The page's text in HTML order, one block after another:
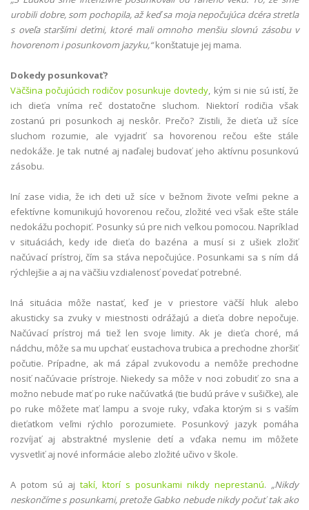
urobili dobre, som pochopila, až keď sa moja nepočujúca dcéra stretla
s oveľa staršími deťmi, ktoré mali omnoho menšiu slovnú zásobu v
hovorenom i posunkovom jazyku,“konštatuje jej mama.
Dokedy posunkovať?
Väčšina počujúcich rodičov posunkuje dovtedy, kým si nie sú istí, že
ich dieťa vníma reč dostatočne sluchom. Niektorí rodičia však
zostanú pri posunkoch aj neskôr. Prečo? Zistili, že dieťa už síce
sluchom rozumie, ale vyjadriť sa hovorenou rečou ešte stále
nedokáže. Je tak nutné aj naďalej budovať jeho aktívnu posunkovú
zásobu.
Iní zase vidia, že ich deti už síce v bežnom živote veľmi pekne a
efektívne komunikujú hovorenou rečou, zložité veci však ešte stále
nedokážu pochopiť. Posunky sú pre nich veľkou pomocou. Napríklad
v situáciách, kedy ide dieťa do bazéna a musí si z ušiek zložiť
načúvací prístroj, čím sa stáva nepočujúce. Posunkami sa s ním dá
rýchlejšie a aj na väčšiu vzdialenosť povedať potrebné.
Iná situácia môže nastať, keď je v priestore väčší hluk alebo
akusticky sa zvuky v miestnosti odrážajú a dieťa dobre nepočuje.
Načúvací prístroj má tiež len svoje limity. Ak je dieťa choré, má
nádchu, môže sa mu upchať eustachova trubica a prechodne zhoršiť
počutie. Prípadne, ak má zápal zvukovodu a nemôže prechodne
nosiť načúvacie prístroje. Niekedy sa môže v noci zobudiť zo sna a
možno nebude mať po ruke načúvatká (tie budú práve v sušičke), ale
po ruke môžete mať lampu a svoje ruky, vďaka ktorým si s vaším
dieťatkom veľmi rýchlo porozumiete. Posunkový jazyk pomáha
rozvíjať aj abstraktné myslenie detí a vďaka nemu im môžete
vysvetliť aj nové informácie alebo zložité učivo v škole.
A potom sú aj takí, ktorí s posunkami nikdy neprestanú. „Nikdy
neskončíme s posunkami, pretože Gabko nebude nikdy počuť tak ako